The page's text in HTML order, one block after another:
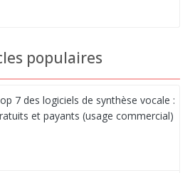
populaires
7 des logiciels de synthèse vocale :
et payants (usage commercial)